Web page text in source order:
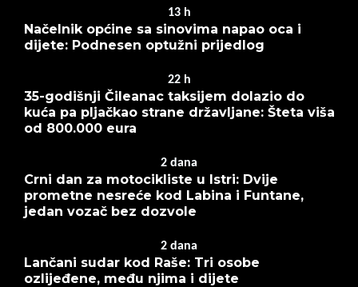
13 h
Načelnik općine sa sinovima napao oca i
dijete: Podnesen optužni prijedlog
22 h
35-godišnji Čileanac taksijem dolazio do
kuća pa pljačkao strane državljane: Šteta viša
od 800.000 eura
2 dana
Crni dan za motocikliste u Istri: Dvije
prometne nesreće kod Labina i Funtane,
jedan vozač bez dozvole
2 dana
Lančani sudar kod Raše: Tri osobe
ozlijeđene, među njima i dijete